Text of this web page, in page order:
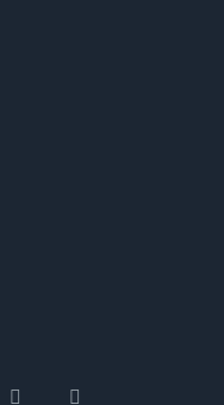
Pinterest